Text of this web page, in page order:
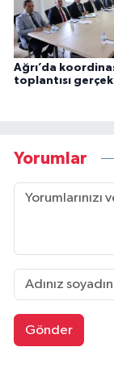
Ağrı’da
toplantısı
Yorumlar
Gönder